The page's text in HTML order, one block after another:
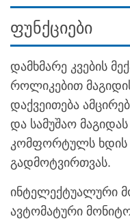
ფუნქციები
დამხმარე კვების
როლიკებით
დაქვეითება
და სამუშაო
კომფორტულს ხდის
გადმოტვირთვას.
ინტელექტუალური
ავტომატური